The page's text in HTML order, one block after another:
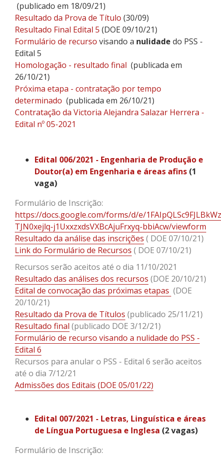
(publicado em 18/09/21)
Resultado da Prova de Título (30/09)
Resultado Final Edital 5 (DOE 09/10/21)
Formulário de recurso visando a nulidade do PSS -
Edital 5
Homologação - resultado final (publicada em
26/10/21)
Próxima etapa - contratação por tempo
determinado (publicada em 26/10/21)
Contratação da Victoria Alejandra Salazar Herrera -
Edital nº 05-2021
Edital 006/2021 - Engenharia de Produção e
Doutor(a) em Engenharia e áreas afins (1
vaga)
Formulário de Inscrição:
https://docs.google.com/forms/d/e/
TJN0xejlq-j1UxxzxdsVXBcAjuFrxyq-bbiAcw/viewform
Resultado da análise das inscrições ( DOE 07/10/21)
Link do Formulário de Recursos ( DOE 07/10/21)
Recursos serão aceitos até o dia 11/10/2021
Resultado das análises dos recursos (DOE 20/10/21)
Edital de convocação das próximas etapas (DOE
20/10/21)
Resultado da Prova de Títulos (publicado 25/11/21)
Resultado final (publicado DOE 3/12/21)
Formulário de recurso visando a nulidade do PSS -
Edital 6
Recursos para anular o PSS - Edital 6 serão aceitos
até o dia 7/12/21
Admissões dos Editais (DOE 05/01/22)
Edital 007/2021 - Letras, Linguística e áreas
de Língua Portuguesa e Inglesa (2 vagas)
Formulário de Inscrição: